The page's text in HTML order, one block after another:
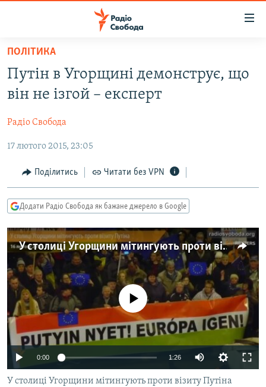
Перейти
основного
матеріалу
до
навігації
Перейти
пошуку
ВСЕ ЗА ДОБУ
ПОЛІТИКА
ЕКОНОМІКА
СУСПІЛЬСТВО
СПОРТ
УКРАЇНА
СВІТ
ВІЙНА
РОСІЙСЬКА «ФІЛЬТРАЦІЯ»
ДОНБАС.РЕАЛІЇ
КРИМ.РЕАЛІЇ
ТИ ЯК?
СХЕМИ
КИТАЙ.ВИКЛИКИ
МУЛЬТИМЕДІА
ФОТО
СПЕЦПРОЄКТИ
ПОДКАСТИ
ПОЛІТИКА
Путін в Угорщині демонструє, що
він не ізгой – експерт
Радіо Свобода
17 лютого 2015, 23:05
Поділитись Читати без VPN
Додати Радіо Свобода як бажане джерело в Google
У столиці Угорщини мітингують проти візиту Путіна
No media source currently available
0:00 1:26
У столиці Угорщини мітингують проти візиту Путіна